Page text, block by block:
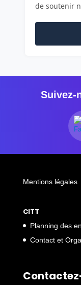
de soutenir
Suivez-
Mentions légales
CITT
Planning des
Contact et